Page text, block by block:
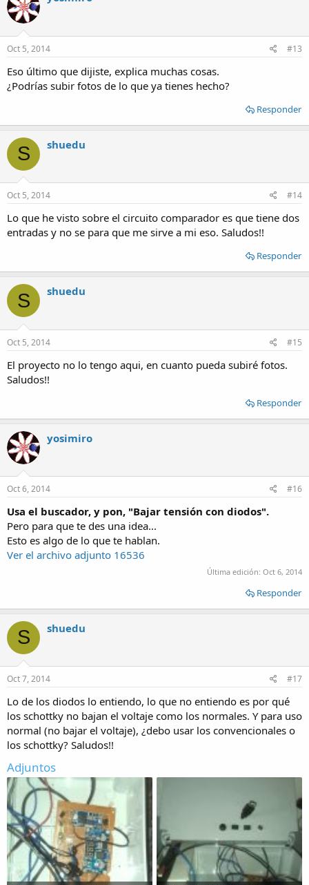
Oct 5, 2014 #13
Eso último que dijiste, explica muchas cosas.
¿Podrías subir fotos de lo que ya tienes hecho?
Responder
S shuedu
Oct 5, 2014 #14
Lo que he visto sobre el circuito comparador es que tiene dos
entradas y no se para que me sirve a mi eso. Saludos!!
Responder
S shuedu
Oct 5, 2014 #15
El proyecto no lo tengo aqui, en cuanto pueda subiré fotos.
Saludos!!
Responder
yosimiro
Oct 6, 2014 #16
Usa el buscador, y pon, "Bajar tensión con diodos".
Pero para que te des una idea...
Esto es algo de lo que te hablan.
Ver el archivo adjunto 16536
Última edición: Oct 6, 2014
Responder
S shuedu
Oct 7, 2014 #17
Lo de los diodos lo entiendo, lo que no entiendo es por qué
los schottky no bajan el voltaje como los normales. Y para uso
normal (no bajar el voltaje), ¿debo usar los convencionales o
los schottky? Saludos!!
Adjuntos